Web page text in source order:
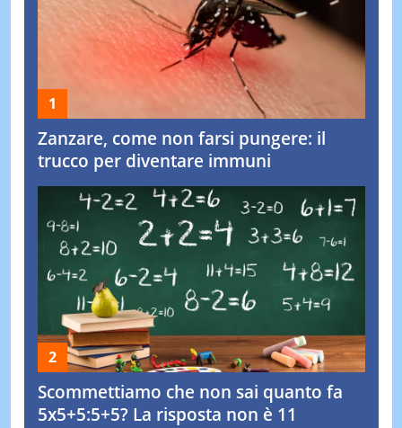
Zanzare, come non farsi pungere: il
trucco per diventare immuni
Scommettiamo che non sai quanto fa
5x5+5:5+5? La risposta non è 11